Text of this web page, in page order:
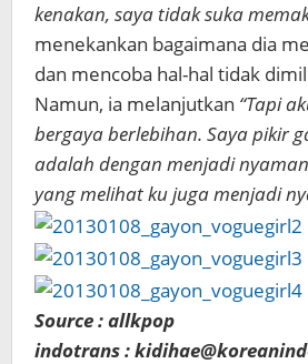
kenakan, saya tidak suka
menekankan bagaimana dia
dan mencoba hal-hal tidak
Namun, ia melanjutkan “Tapi
bergaya berlebihan. Saya pikir
adalah dengan menjadi
yang melihat ku juga menjadi
Source : allkpop
indotrans :